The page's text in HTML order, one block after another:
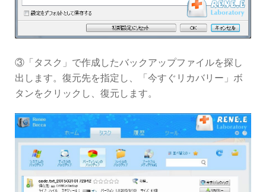
③「タスク」で作成したバックアップファイルを探し
出します。復元先を指定し、「今すぐリカバリー」ボ
タンをクリックし、復元します。